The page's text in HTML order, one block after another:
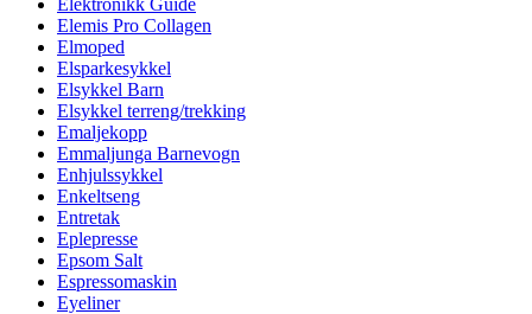
Elektronikk Guide
Elemis Pro Collagen
Elmoped
Elsparkesykkel
Elsykkel Barn
Elsykkel terreng/trekking
Emaljekopp
Emmaljunga Barnevogn
Enhjulssykkel
Enkeltseng
Entretak
Eplepresse
Epsom Salt
Espressomaskin
Eyeliner